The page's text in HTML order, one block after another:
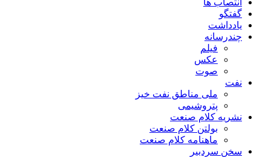
گفتگو
یادداشت
چندرسانه
فیلم
عکس
صوت
نفت
ملی مناطق نفت خیز
پتروشیمی
نشریه کلام صنعت
بولتن کلام صنعت
ماهنامه کلام صنعت
سخن سردبیر